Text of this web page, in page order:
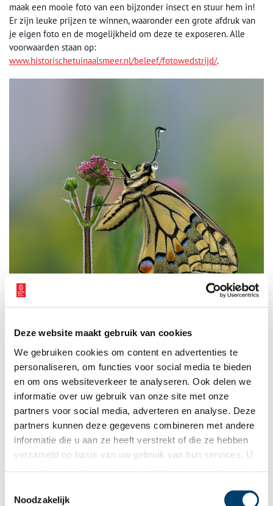
Deze website maakt gebruik van cookies
We gebruiken cookies om content en advertenties te
personaliseren, om functies voor social media te bieden
en om ons websiteverkeer te analyseren. Ook delen we
informatie over uw gebruik van onze site met onze
partners voor social media, adverteren en analyse. Deze
partners kunnen deze gegevens combineren met andere
informatie die u aan ze heeft verstrekt of die ze hebben
verzameld op basis van uw gebruik van hun services. U
Noodzakelijk
maak een mooie foto van een bijzonder insect en stuur hem in!
Er zijn leuke prijzen te winnen, waaronder een grote afdruk van
je eigen foto en de mogelijkheid om deze te exposeren. Alle
voorwaarden staan op:
www.historischetuinaalsmeer.nl/beleef/fotowedstrijd/.
Connie Posthuma, Koninginnenpage. Via Historische Tuin Aalsmeer.
De fototentoonstelling over insecten is tot 1 augustus in het
museum te bekijken. De Historische Tuin bevindt zich aan het
Praamplein in Aalsmeer. Entree: € 6,50 of gratis met museumkaart.
Meer informatie: www.historischetuinaalsmeer.nl.
Bron:Historische Tuin Aalsmeer
Publicatiedatum: 05/06/2024